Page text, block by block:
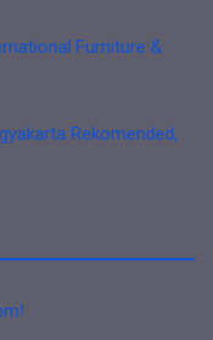
Furniture &
Rekomended,